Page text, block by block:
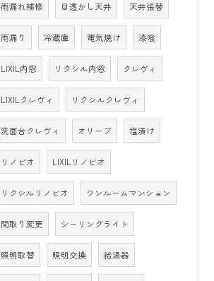
雨漏れ補修 目透かし天井 天井張替
雨漏り 冷蔵庫 電気焼け 漆喰
LIXIL内窓 リクシル内窓 クレヴィ
LIXILクレヴィ リクシルクレヴィ
洗面台クレヴィ オリーブ 塩漬け
リノビオ LIXILリノビオ
リクシルリノビオ ワンルームマンション
間取り変更 シーリングライト
照明取替 照明交換 給湯器